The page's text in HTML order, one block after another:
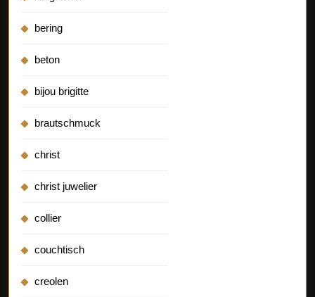
bering
beton
bijou brigitte
brautschmuck
christ
christ juwelier
collier
couchtisch
creolen